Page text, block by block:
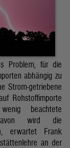
Problem, für die
abhängig zu
Strom-getriebene
Rohstoffimporte
beachtete
wird die
erwartet Frank
an der